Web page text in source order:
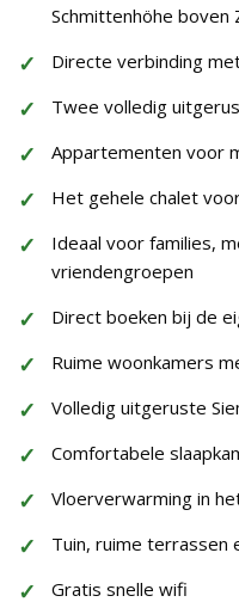
Schmittenhöhe boven
Directe verbinding
Twee volledig
Appartementen voor
Het gehele chalet
Ideaal voor families,
vriendengroepen
Direct boeken bij de
Ruime woonkamers
Volledig uitgeruste
Comfortabele
Vloerverwarming in
Tuin, ruime terrassen
Gratis snelle wifi